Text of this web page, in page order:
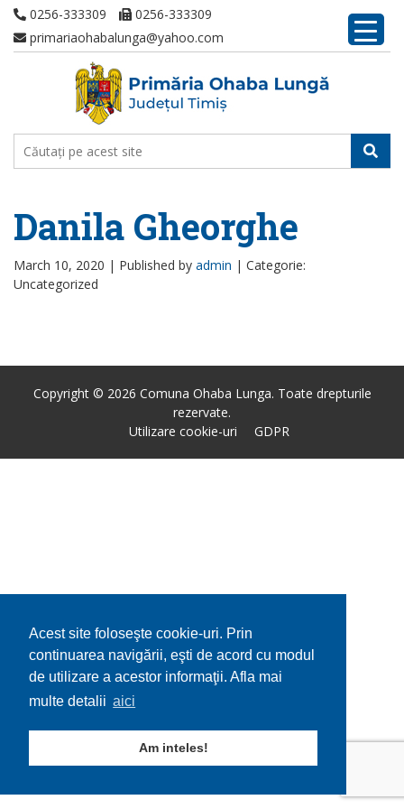
Acest site foloseşte cookie-uri. Prin
continuarea navigării, eşti de acord cu modul
de utilizare a acestor informaţii. Afla mai
multe detalii aici
Am inteles!
0256-333309
0256-333309
primariaohabalunga@yahoo.com
Danila Gheorghe
March 10, 2020 | Published by admin | Categorie:
Uncategorized
Copyright © 2026 Comuna Ohaba Lunga. Toate drepturile
rezervate.
Utilizare cookie-uri
GDPR